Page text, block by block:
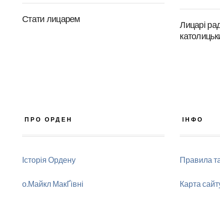
Стати лицарем
Лицарі
ПРО ОРДЕН
Історія Ордену
о.Майкл МакҐівні
ІНФО
Правила
Карта